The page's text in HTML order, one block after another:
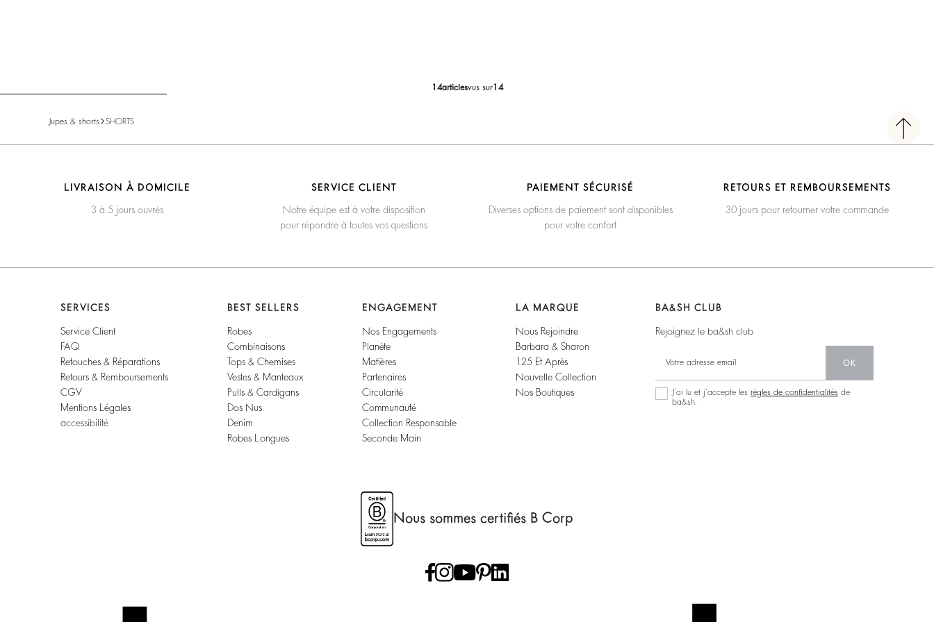
14articlesvus sur14
Jupes & shorts SHORTS
LIVRAISON À DOMICILE
3 à 5 jours ouvrés
SERVICE CLIENT
Notre équipe est à votre disposition
pour répondre à toutes vos questions
PAIEMENT SÉCURISÉ
Diverses options de paiement sont disponibles
pour votre confort
RETOURS ET REMBOURSEMENTS
30 jours pour retourner votre commande
SERVICES
Service Client
FAQ
Retouches & Réparations
Retours & Remboursements
CGV
Mentions Légales
accessibilité
BEST SELLERS
Robes
Combinaisons
Tops & Chemises
Vestes & Manteaux
Pulls & Cardigans
Dos Nus
Denim
Robes Longues
ENGAGEMENT
Nos Engagements
Planète
Matières
Partenaires
Circularité
Communauté
Collection Responsable
Seconde Main
LA MARQUE
Nous Rejoindre
Barbara & Sharon
125 Et Après
Nouvelle Collection
Nos Boutiques
BA&SH CLUB
Rejoignez le ba&sh club
OK
J’ai lu et j’accepte les règles de confidentialités de
ba&sh.
Nous sommes certifiés B Corp